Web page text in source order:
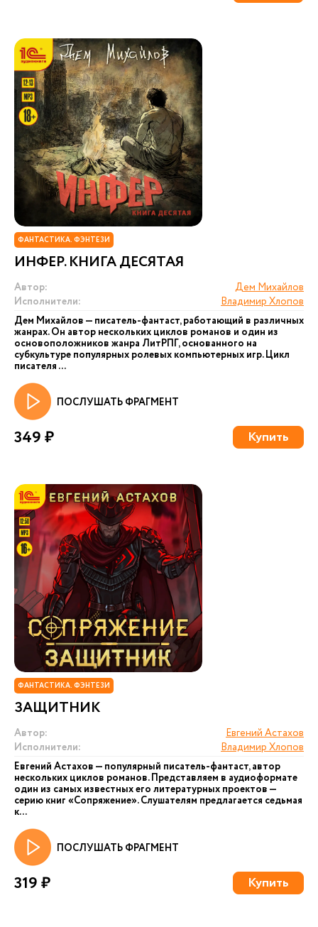
ФАНТАСТИКА. ФЭНТЕЗИ
ИНФЕР. КНИГА ДЕСЯТАЯ
Автор:
Дем Михайлов
Исполнители:
Владимир Хлопов
Дем Михайлов — писатель-фантаст, работающий в различных
жанрах. Он автор нескольких циклов романов и один из
основоположников жанра ЛитРПГ, основанного на
субкультуре популярных ролевых компьютерных игр. Цикл
писателя ...
ПОСЛУШАТЬ ФРАГМЕНТ
349 ₽ Купить
ФАНТАСТИКА. ФЭНТЕЗИ
ЗАЩИТНИК
Автор:
Евгений Астахов
Исполнители:
Владимир Хлопов
Евгений Астахов — популярный писатель-фантаст, автор
нескольких циклов романов. Представляем в аудиоформате
один из самых известных его литературных проектов —
серию книг «Сопряжение». Слушателям предлагается седьмая
к...
ПОСЛУШАТЬ ФРАГМЕНТ
319 ₽ Купить